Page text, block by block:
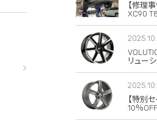
【修理
XC90
ERAD（
スル駆動
コンコ
交換
リュー
【特別
10％OFF！】